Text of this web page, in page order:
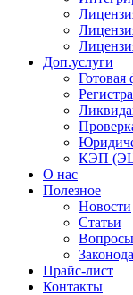
Доп.услуги
КЭП
О нас
Полезное
Новости
Статьи
Прайс-лист
Контакты